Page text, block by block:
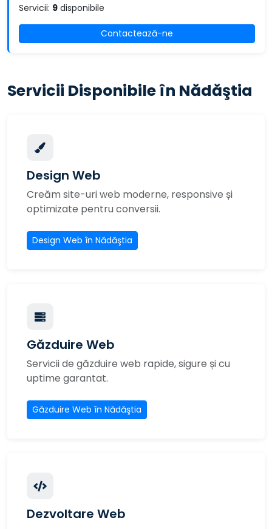
Servicii: 9 disponibile
Contactează-ne
Servicii Disponibile în Nădăştia
Design Web
Creăm site-uri web moderne, responsive și
optimizate pentru conversii.
Design Web în Nădăştia
Găzduire Web
Servicii de găzduire web rapide, sigure și cu
uptime garantat.
Găzduire Web în Nădăştia
Dezvoltare Web